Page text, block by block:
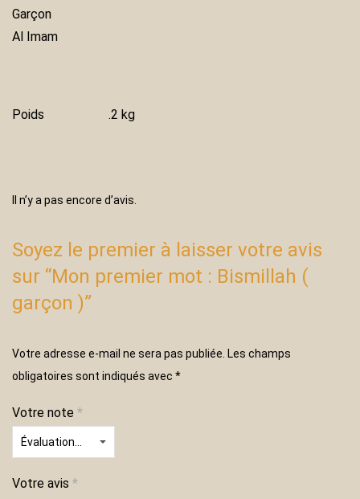
Garçon
Al Imam
Poids .2 kg
Il n’y a pas encore d’avis.
Soyez le premier à laisser votre avis
sur “Mon premier mot : Bismillah (
garçon )”
Votre adresse e-mail ne sera pas publiée. Les champs
obligatoires sont indiqués avec *
Votre note *
Votre avis *